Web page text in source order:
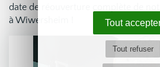
Tout
Tout refuser
date de réouverture complète de
à Wiwersheim !